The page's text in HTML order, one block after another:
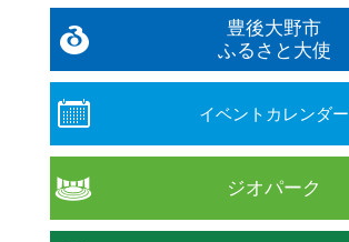
豊後大野市
ふるさと大使
イベントカレンダー
ジオパーク